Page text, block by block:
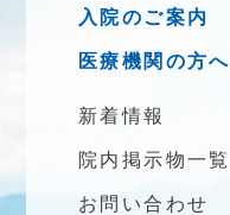
入院のご案内
医療機関の方へ
新着情報
院内掲示物一覧
お問い合わせ